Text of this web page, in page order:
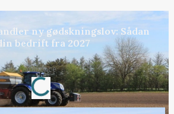
ny gødskningslov: Sådan
bedrift fra 2027
Annonce
Loading...